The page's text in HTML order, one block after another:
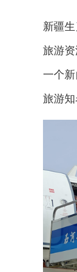
新疆
旅游
一个
旅游